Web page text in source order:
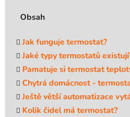
Obsah
Jak funguje termostat?
Jaké typy termostatů
Pamatuje si termostat
Chytrá domácnost -
Ještě větší automatizace
Kolik čidel má termostat?